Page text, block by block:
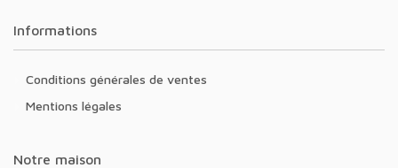
Informations
Conditions générales de ventes
Mentions légales
Notre maison